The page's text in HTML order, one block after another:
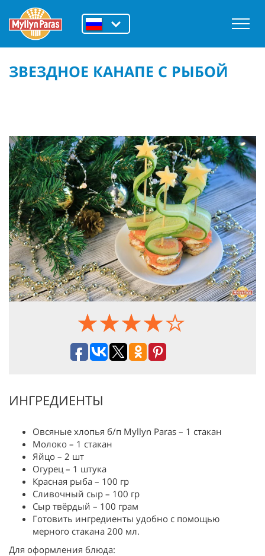
ЗВЕЗДНОЕ КАНАПЕ С РЫБОЙ
ИНГРЕДИЕНТЫ
Овсяные хлопья б/п Myllyn Paras – 1 стакан
Молоко – 1 стакан
Яйцо – 2 шт
Огурец – 1 штука
Красная рыба – 100 гр
Сливочный сыр – 100 гр
Сыр твёрдый – 100 грам
Готовить ингредиенты удобно с помощью
мерного стакана 200 мл.
Для оформления блюда: